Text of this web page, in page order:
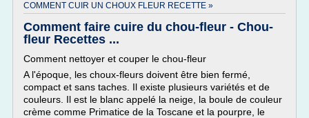
COMMENT CUIR UN CHOUX FLEUR RECETTE »
Comment faire cuire du chou-fleur - Chou-
fleur Recettes ...
Comment nettoyer et couper le chou-fleur
A l'époque, les choux-fleurs doivent être bien fermé,
compact et sans taches. Il existe plusieurs variétés et de
couleurs. Il est le blanc appelé la neige, la boule de couleur
crème comme Primatice de la Toscane et la pourpre, le